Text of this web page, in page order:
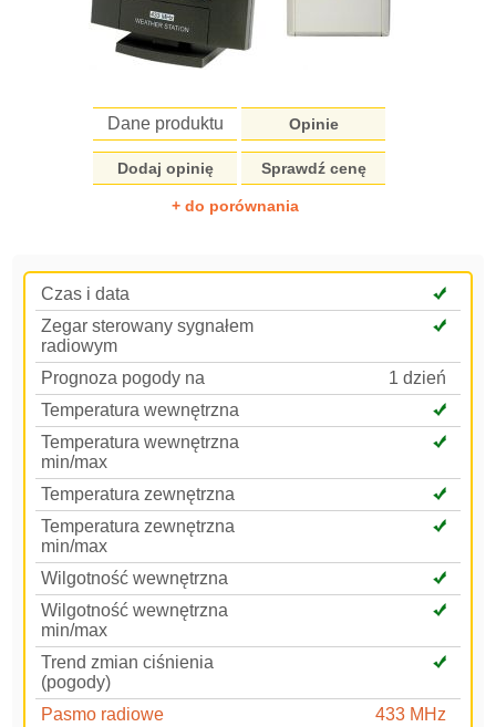
Dane produktu Opinie
Dodaj opinię Sprawdź cenę
+ do porównania
Czas i data
Zegar sterowany sygnałem
radiowym
Prognoza pogody na
1 dzień
Temperatura wewnętrzna
Temperatura wewnętrzna
min/max
Temperatura zewnętrzna
Temperatura zewnętrzna
min/max
Wilgotność wewnętrzna
Wilgotność wewnętrzna
min/max
Trend zmian ciśnienia
(pogody)
Pasmo radiowe
433 MHz